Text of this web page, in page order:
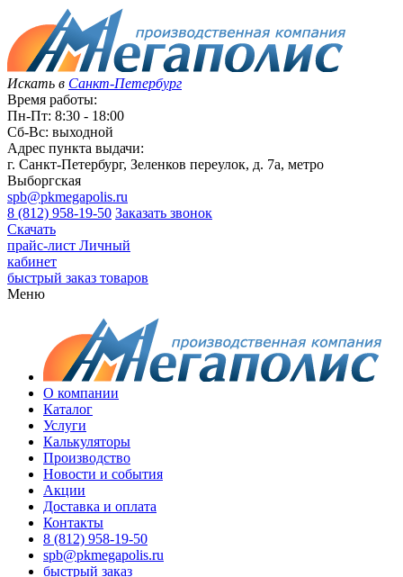
Искать в Санкт-Петербург
Время работы:
Пн-Пт: 8:30 - 18:00
Сб-Вс: выходной
Адрес пункта выдачи:
г. Санкт-Петербург, Зеленков переулок, д. 7а, метро
Выборгская
spb@pkmegapolis.ru
8 (812) 958-19-50 Заказать звонок
Скачать
прайс-лист Личный
кабинет
быстрый заказ товаров
Меню
О компании
Каталог
Услуги
Калькуляторы
Производство
Новости и события
Акции
Доставка и оплата
Контакты
8 (812) 958-19-50
spb@pkmegapolis.ru
быстрый заказ